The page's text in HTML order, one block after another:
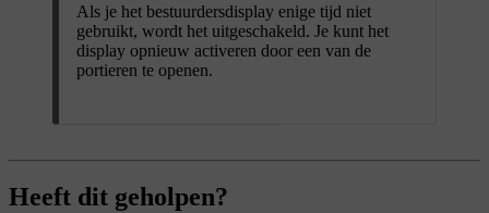
Als je het bestuurdersdisplay enige tijd niet
gebruikt, wordt het uitgeschakeld. Je kunt het
display opnieuw activeren door een van de
portieren te openen.
Heeft dit geholpen?